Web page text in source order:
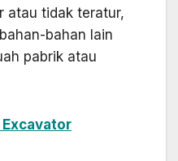
atau tidak teratur,
bahan lain
pabrik atau